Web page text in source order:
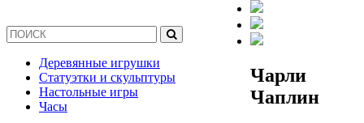
Деревянные игрушки
Статуэтки и скульптуры
Настольные игры
Часы
Чарли
Чаплин